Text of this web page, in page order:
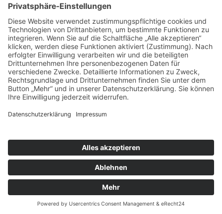
Ausführung
Wählen
Top Carver
ab 35,00 € | je
nach Mietdauer
| Inhalte: Ski + Sport ZUNZER |
Design:DOUBLE-A-DESIGN